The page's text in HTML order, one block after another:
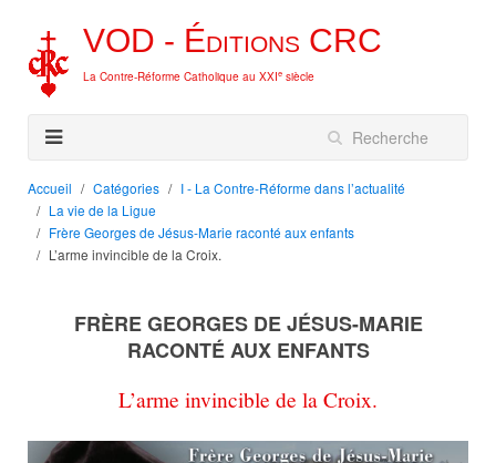
VOD - Éditions CRC
La Contre-Réforme Catholique au XXIe siècle
Accueil Catégories
I - La Contre-Réforme dans l’actualité
La vie de la Ligue
Frère Georges de Jésus-Marie raconté aux enfants
L’arme invincible de la Croix.
FRÈRE GEORGES DE JÉSUS-MARIE
RACONTÉ AUX ENFANTS
L’arme invincible de la Croix.